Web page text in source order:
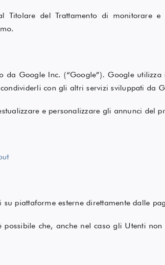
Titolare del Trattamento di
Google Inc. (“Google”). Google
con gli altri servizi sviluppati da
e personalizzare gli annunci del
piattaforme esterne direttamente dalle
che, anche nel caso gli Utenti